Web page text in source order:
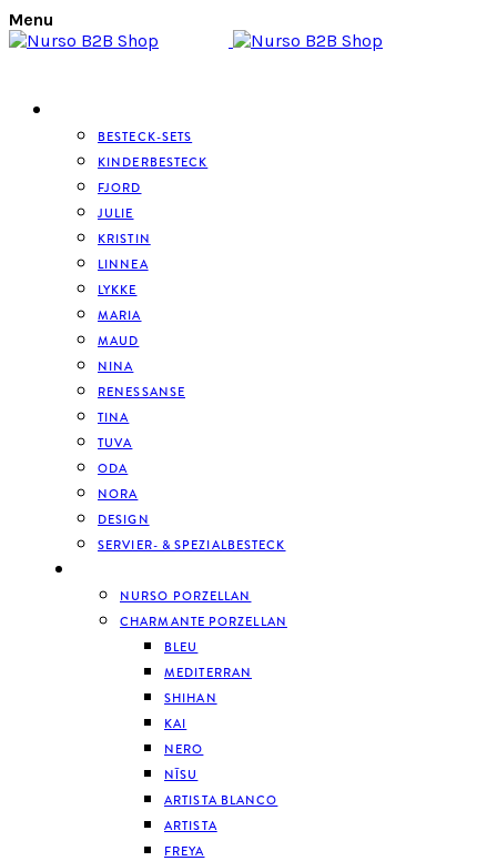
Menu
BESTECK-SETS
KINDERBESTECK
FJORD
JULIE
KRISTIN
LINNEA
LYKKE
MARIA
MAUD
NINA
RENESSANSE
TINA
TUVA
ODA
NORA
DESIGN
SERVIER- & SPEZIALBESTECK
NURSO PORZELLAN
CHARMANTE PORZELLAN
BLEU
MEDITERRAN
SHIHAN
KAI
NERO
NĪSU
ARTISTA BLANCO
ARTISTA
FREYA